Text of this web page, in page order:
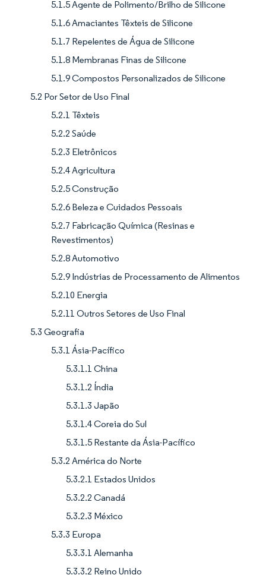
5.1.5 Agente de Polimento/Brilho de Silicone
5.1.6 Amaciantes Têxteis de Silicone
5.1.7 Repelentes de Água de Silicone
5.1.8 Membranas Finas de Silicone
5.1.9 Compostos Personalizados de Silicone
5.2 Por Setor de Uso Final
5.2.1 Têxteis
5.2.2 Saúde
5.2.3 Eletrônicos
5.2.4 Agricultura
5.2.5 Construção
5.2.6 Beleza e Cuidados Pessoais
5.2.7 Fabricação Química (Resinas e
Revestimentos)
5.2.8 Automotivo
5.2.9 Indústrias de Processamento de Alimentos
5.2.10 Energia
5.2.11 Outros Setores de Uso Final
5.3 Geografia
5.3.1 Ásia-Pacífico
5.3.1.1 China
5.3.1.2 Índia
5.3.1.3 Japão
5.3.1.4 Coreia do Sul
5.3.1.5 Restante da Ásia-Pacífico
5.3.2 América do Norte
5.3.2.1 Estados Unidos
5.3.2.2 Canadá
5.3.2.3 México
5.3.3 Europa
5.3.3.1 Alemanha
5.3.3.2 Reino Unido